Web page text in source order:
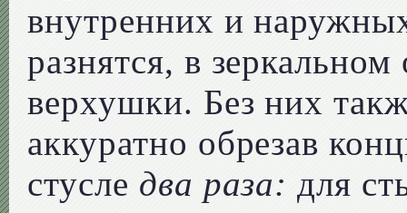
внутренних и
разнятся, в
верхушки. Без них
аккуратно обрезав
стусле два раза: для